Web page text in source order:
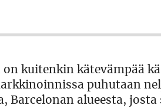
on kuitenkin kätevämpää
puhutaan
Barcelonan alueesta,